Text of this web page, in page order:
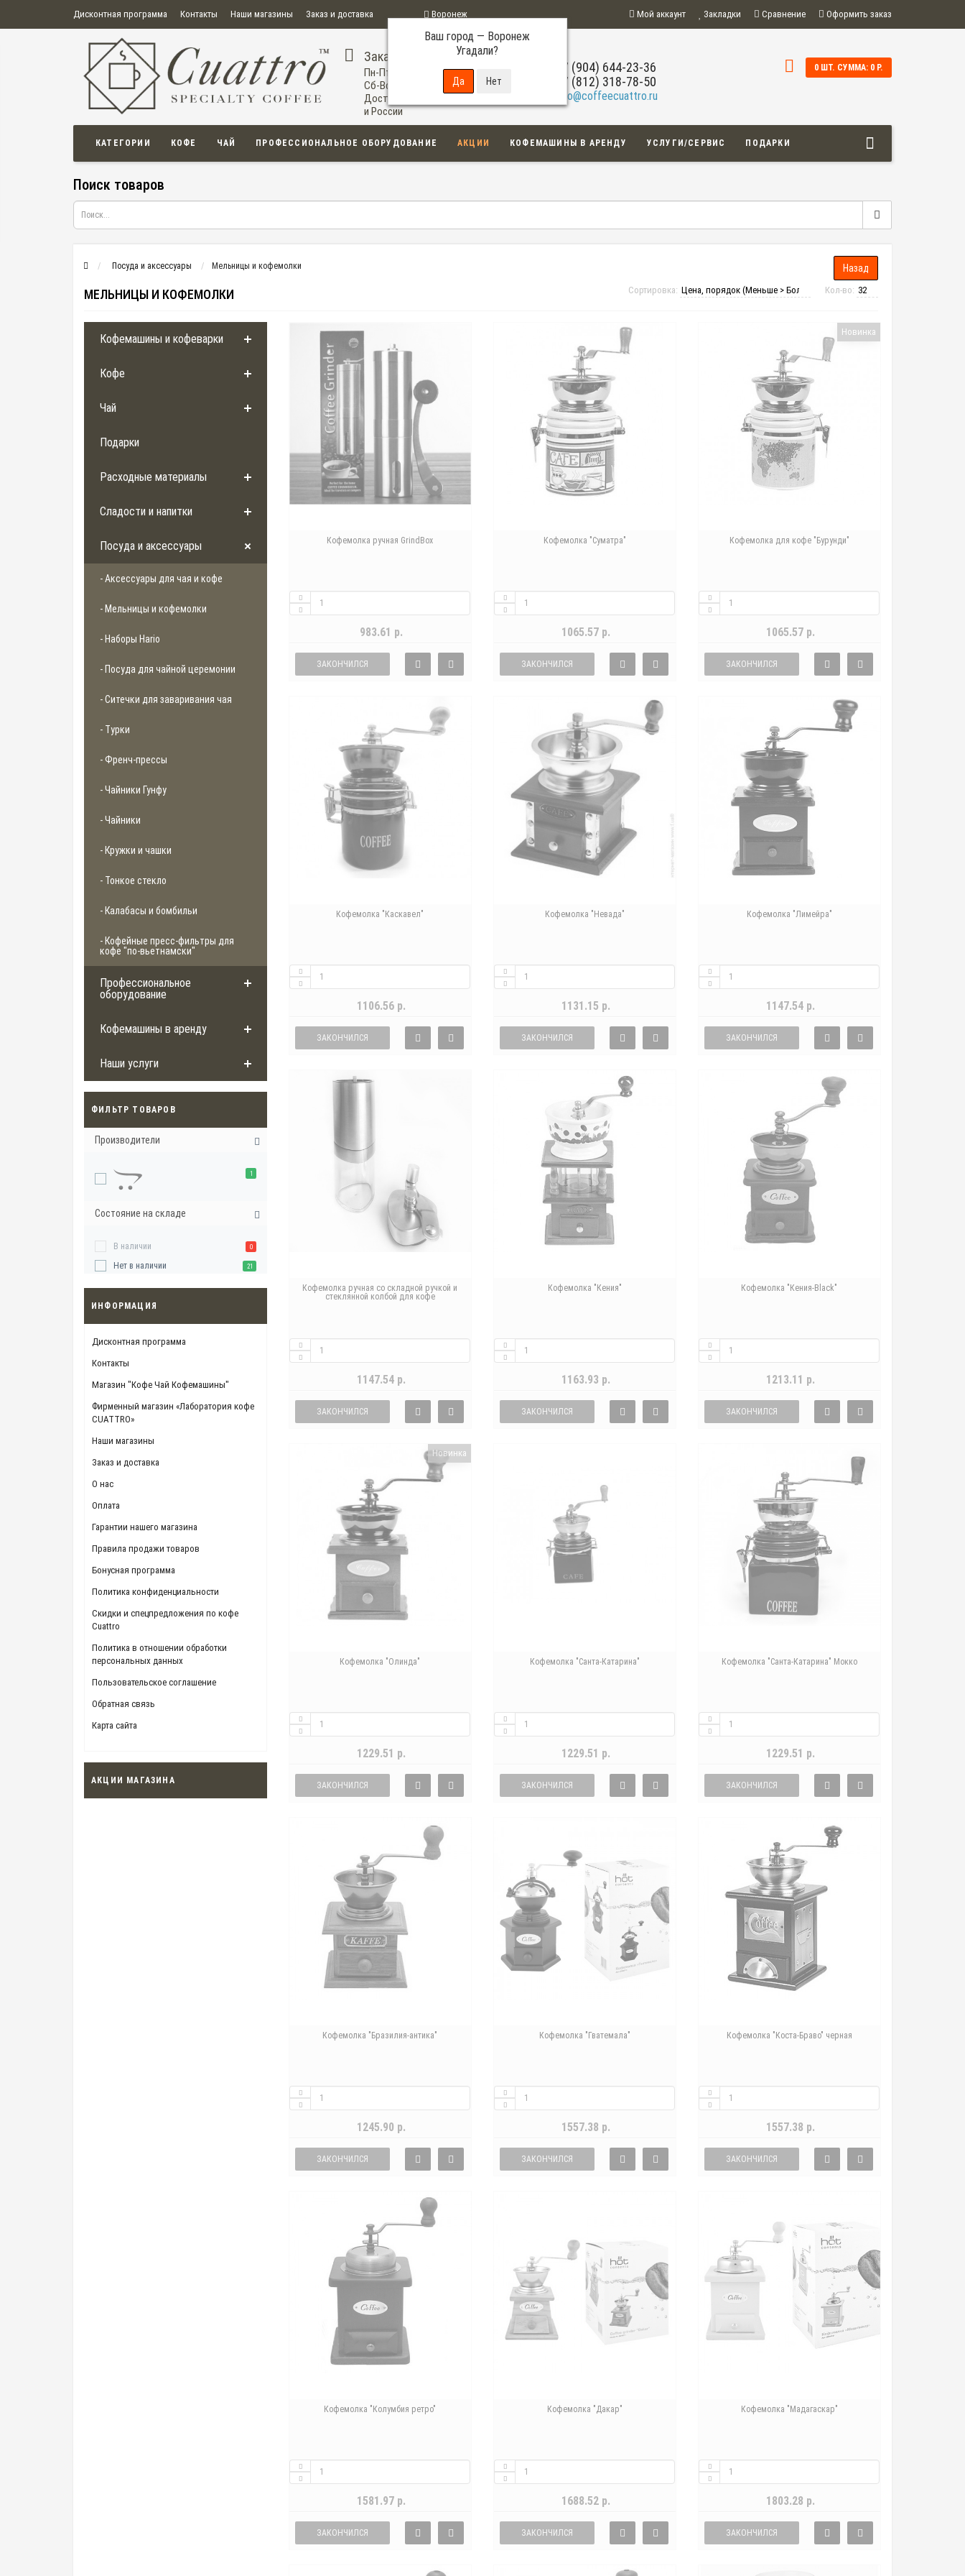
Дисконтная программа Контакты Наши магазины Заказ и доставка
О нас Оплата Правила продажи товаров
Политика конфиденциальности
Политика в отношении обработки персональных данных
Пользовательское соглашение
Воронеж
Ваш город — Воронеж
Угадали?
Мой аккаунт Закладки Сравнение Оформить заказ
Заказ по телефону
Пн-Пт: 09:00-20:00
Сб-Вс: 11:00-18:00
Доставка по Воронежу
и России
+7 (904) 644-23-36
+7 (812) 318-78-50
info@coffeecuattro.ru
0 ШТ. СУММА: 0 Р.
КАТЕГОРИИ КОФЕ ЧАЙ ПРОФЕССИОНАЛЬНОЕ ОБОРУДОВАНИЕ АКЦИИ КОФЕМАШИНЫ В АРЕНДУ УСЛУГИ/СЕРВИС ПОДАРКИ
Поиск товаров
Посуда и аксессуары Мельницы и кофемолки
МЕЛЬНИЦЫ И КОФЕМОЛКИ Кол-во:
Сортировка:
Кофемашины и кофеварки
Кофе
Чай
Подарки
Расходные материалы
Сладости и напитки
Посуда и аксессуары
- Аксессуары для чая и кофе
- Мельницы и кофемолки
- Наборы Hario
- Посуда для чайной церемонии
- Ситечки для заваривания чая
- Турки
- Френч-прессы
- Чайники Гунфу
- Чайники
- Кружки и чашки
- Тонкое стекло
- Калабасы и бомбильи
- Кофейные пресс-фильтры для
кофе "по-вьетнамски"
Профессиональное
оборудование
Кофемашины в аренду
Наши услуги
ФИЛЬТР ТОВАРОВ
Производители
1
Состояние на складе
В наличии 0
Нет в наличии 21
ИНФОРМАЦИЯ
Дисконтная программа
Контакты
Магазин "Кофе Чай Кофемашины"
Фирменный магазин «Лаборатория кофе
CUATTRO»
Наши магазины
Заказ и доставка
О нас
Оплата
Гарантии нашего магазина
Правила продажи товаров
Бонусная программа
Политика конфиденциальности
Скидки и спецпредложения по кофе
Cuattro
Политика в отношении обработки
персональных данных
Пользовательское соглашение
Обратная связь
Карта сайта
АКЦИИ МАГАЗИНА
Кофемолка ручная GrindBox
983.61 р.
ЗАКОНЧИЛСЯ
Кофемолка "Суматра"
1065.57 р.
ЗАКОНЧИЛСЯ
Новинка
Кофемолка для кофе "Бурунди"
1065.57 р.
ЗАКОНЧИЛСЯ
Кофемолка "Каскавел"
1106.56 р.
ЗАКОНЧИЛСЯ
Кофемолка "Невада"
1131.15 р.
ЗАКОНЧИЛСЯ
Кофемолка "Лимейра"
1147.54 р.
ЗАКОНЧИЛСЯ
Кофемолка ручная со складной ручкой и
стеклянной колбой для кофе
1147.54 р.
ЗАКОНЧИЛСЯ
Кофемолка "Кения"
1163.93 р.
ЗАКОНЧИЛСЯ
Кофемолка "Кения-Black"
1213.11 р.
ЗАКОНЧИЛСЯ
Новинка
Кофемолка "Олинда"
1229.51 р.
ЗАКОНЧИЛСЯ
Кофемолка "Санта-Катарина"
1229.51 р.
ЗАКОНЧИЛСЯ
Кофемолка "Санта-Катарина" Мокко
1229.51 р.
ЗАКОНЧИЛСЯ
Кофемолка "Бразилия-антика"
1245.90 р.
ЗАКОНЧИЛСЯ
Кофемолка "Гватемала"
1557.38 р.
ЗАКОНЧИЛСЯ
Кофемолка "Коста-Браво" черная
1557.38 р.
ЗАКОНЧИЛСЯ
Кофемолка "Колумбия ретро"
1581.97 р.
ЗАКОНЧИЛСЯ
Кофемолка "Дакар"
1688.52 р.
ЗАКОНЧИЛСЯ
Кофемолка "Мадагаскар"
1803.28 р.
ЗАКОНЧИЛСЯ